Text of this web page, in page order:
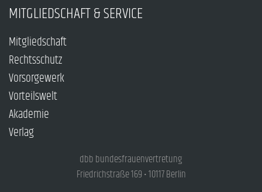
MITGLIEDSCHAFT & SERVICE
Mitgliedschaft
Rechtsschutz
Vorsorgewerk
Vorteilswelt
Akademie
Verlag
dbb bundesfrauenvertretung
Friedrichstraße 169 • 10117 Berlin